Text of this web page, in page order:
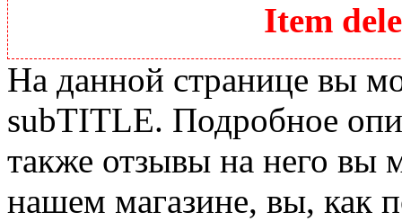
Item
На данной странице вы
subTITLE. Подробное
также отзывы на него вы
нашем магазине, вы, как